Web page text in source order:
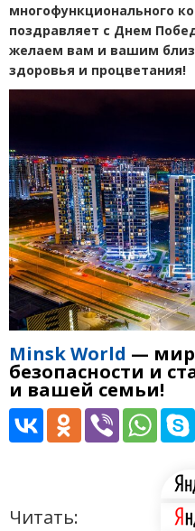
многофункционального
поздравляет с Днем
желаем вам и вашим
здоровья и процветания!
Minsk World — мир
безопасности и
и вашей семьи!
Читать: